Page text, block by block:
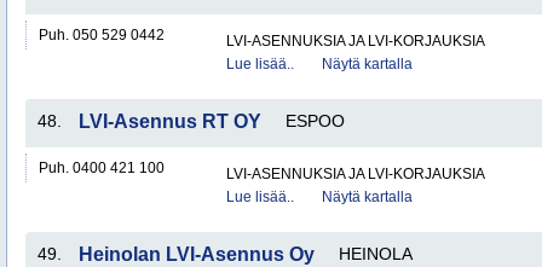
Puh. 050 529 0442
LVI-ASENNUKSIA JA LVI-KORJAUKSIA
Lue lisää..
Näytä kartalla
48. LVI-Asennus RT OY ESPOO
Puh. 0400 421 100
LVI-ASENNUKSIA JA LVI-KORJAUKSIA
Lue lisää..
Näytä kartalla
49. Heinolan LVI-Asennus Oy HEINOLA